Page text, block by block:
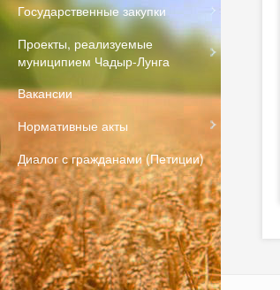
Государственные закупки
Проекты, реализуемые
муниципием Чадыр-Лунга
Вакансии
Нормативные акты
Диалог с гражданами (Петиции)